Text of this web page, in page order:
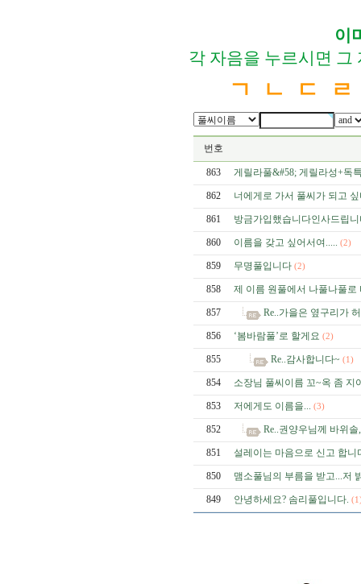
이
각 자음을 누르시면 그
ㄱ ㄴ ㄷ ㄹ
번호
863 게릴라풀&#58; 게릴라성+독
862 너에게로 가서 풀씨가 되고 싶
861 방금가입했습니다인사드립니
860 이름을 갖고 싶어서여..... (2)
859 무명풀입니다 (2)
858 제 이름 원풀에서 나풀나풀로
857 Re..가을은 옆구리가
856 ‘봄바람풀’로 할게요 (2)
855 Re..감사합니다~ (1)
854 소장님 풀씨이름 꼬~옥 좀 지
853 저에게도 이름을... (3)
852 Re..권양우님께 바위
851 설레이는 마음으로 신고 합니
850 맴소풀님의 부름을 받고...저
849 안녕하세요? 솜리풀입니다.